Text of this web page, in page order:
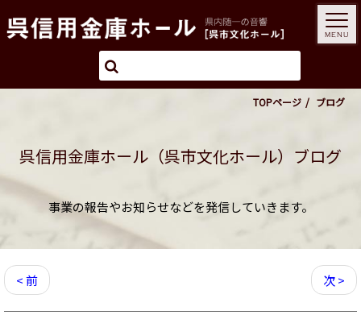
TOPページ ブログ
呉信用金庫ホール（呉市文化ホール）ブログ
事業の報告やお知らせなどを発信していきます。
< 前 次 >
MENU